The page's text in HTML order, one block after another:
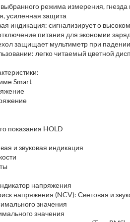
выбранного режима измерения,
усиленная защита
индикация: сигнализирует о
питания для экономии
защищает мультиметр при падении
легко читаемый цветной
Smart
показания HOLD
и звуковая индикация
напряжения
напряжения (NCV): Световая и
значения
значения